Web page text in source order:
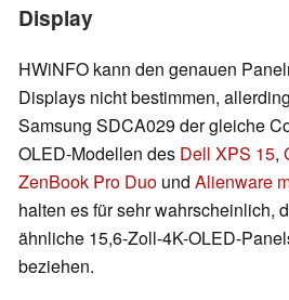
Display
HWiNFO kann den genauen
Displays nicht bestimmen,
Samsung SDCA029 der gleiche
OLED-Modellen des Dell XPS 15,
ZenBook Pro Duo und Alienware
halten es für sehr wahrscheinlich,
ähnliche 15,6-Zoll-4K-OLED-
beziehen.